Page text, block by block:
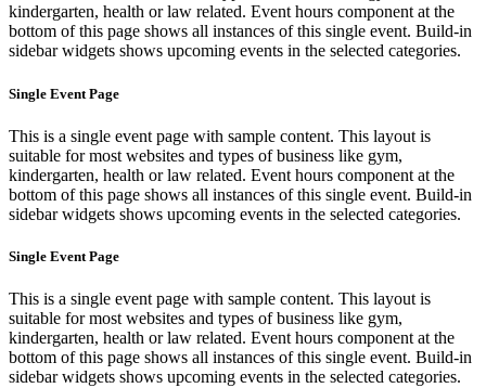
kindergarten, health or law related. Event hours component at the
bottom of this page shows all instances of this single event. Build-in
sidebar widgets shows upcoming events in the selected categories.
Single Event Page
This is a single event page with sample content. This layout is
suitable for most websites and types of business like gym,
kindergarten, health or law related. Event hours component at the
bottom of this page shows all instances of this single event. Build-in
sidebar widgets shows upcoming events in the selected categories.
Single Event Page
This is a single event page with sample content. This layout is
suitable for most websites and types of business like gym,
kindergarten, health or law related. Event hours component at the
bottom of this page shows all instances of this single event. Build-in
sidebar widgets shows upcoming events in the selected categories.